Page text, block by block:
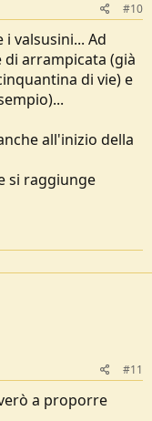
#10
valsusini... Ad
arrampicata (già
di vie) e
all'inizio della
si raggiunge
#11
a proporre